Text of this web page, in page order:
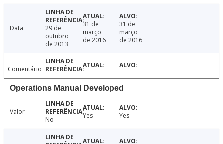
Data
29 de
outubro
de 2013
31 de
março
de 2016
31 de
março
de 2016
Comentário
Operations Manual Developed
Valor
No
Yes Yes